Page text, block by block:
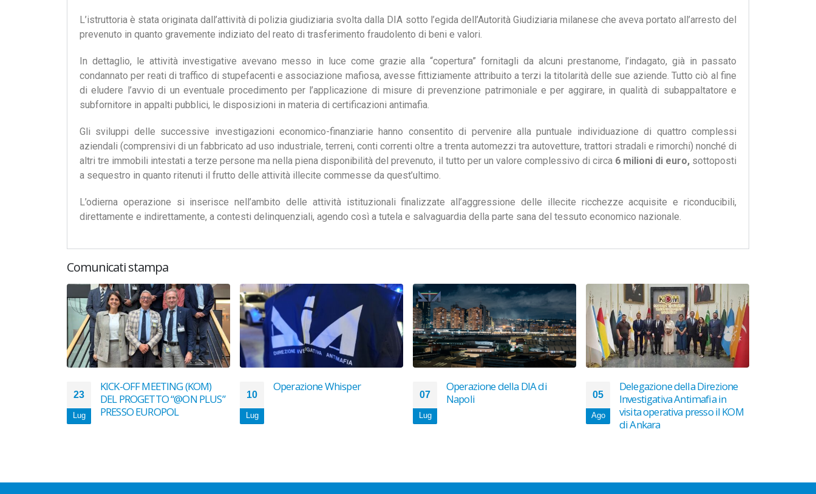
L’istruttoria è stata originata dall’attività di polizia giudiziaria svolta dalla DIA sotto l’egida dell’Autorità Giudiziaria milanese che aveva portato all’arresto del
prevenuto in quanto gravemente indiziato del reato di trasferimento fraudolento di beni e valori.
In dettaglio, le attività investigative avevano messo in luce come grazie alla “copertura” fornitagli da alcuni prestanome, l’indagato, già in passato
condannato per reati di traffico di stupefacenti e associazione mafiosa, avesse fittiziamente attribuito a terzi la titolarità delle sue aziende. Tutto ciò al fine
di eludere l’avvio di un eventuale procedimento per l’applicazione di misure di prevenzione patrimoniale e per aggirare, in qualità di subappaltatore e
subfornitore in appalti pubblici, le disposizioni in materia di certificazioni antimafia.
Gli sviluppi delle successive investigazioni economico-finanziarie hanno consentito di pervenire alla puntuale individuazione di quattro complessi
aziendali (comprensivi di un fabbricato ad uso industriale, terreni, conti correnti oltre a trenta automezzi tra autovetture, trattori stradali e rimorchi) nonché di
altri tre immobili intestati a terze persone ma nella piena disponibilità del prevenuto, il tutto per un valore complessivo di circa 6 milioni di euro, sottoposti
a sequestro in quanto ritenuti il frutto delle attività illecite commesse da quest’ultimo.
L’odierna operazione si inserisce nell’ambito delle attività istituzionali finalizzate all’aggressione delle illecite ricchezze acquisite e riconducibili,
direttamente e indirettamente, a contesti delinquenziali, agendo così a tutela e salvaguardia della parte sana del tessuto economico nazionale.
Comunicati stampa
23
Lug
KICK-OFF MEETING (KOM)
DEL PROGETTO “@ON PLUS”
PRESSO EUROPOL
10
Lug
Operazione Whisper
07
Lug
Operazione della DIA di
Napoli
05
Ago
Delegazione della Direzione
Investigativa Antimafia in
visita operativa presso il KOM
di Ankara